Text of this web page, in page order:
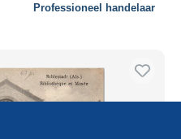
Professioneel handelaar